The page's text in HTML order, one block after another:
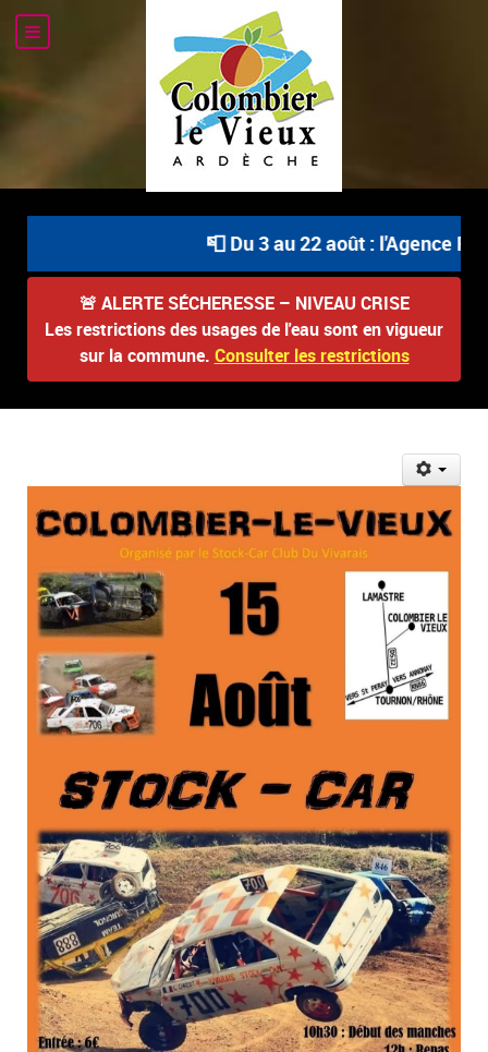
📮 Du 3 au 22 août : l'Agence
🚨 ALERTE SÉCHERESSE – NIVEAU CRISE
Les restrictions des usages de l'eau sont en vigueur
sur la commune. Consulter les restrictions